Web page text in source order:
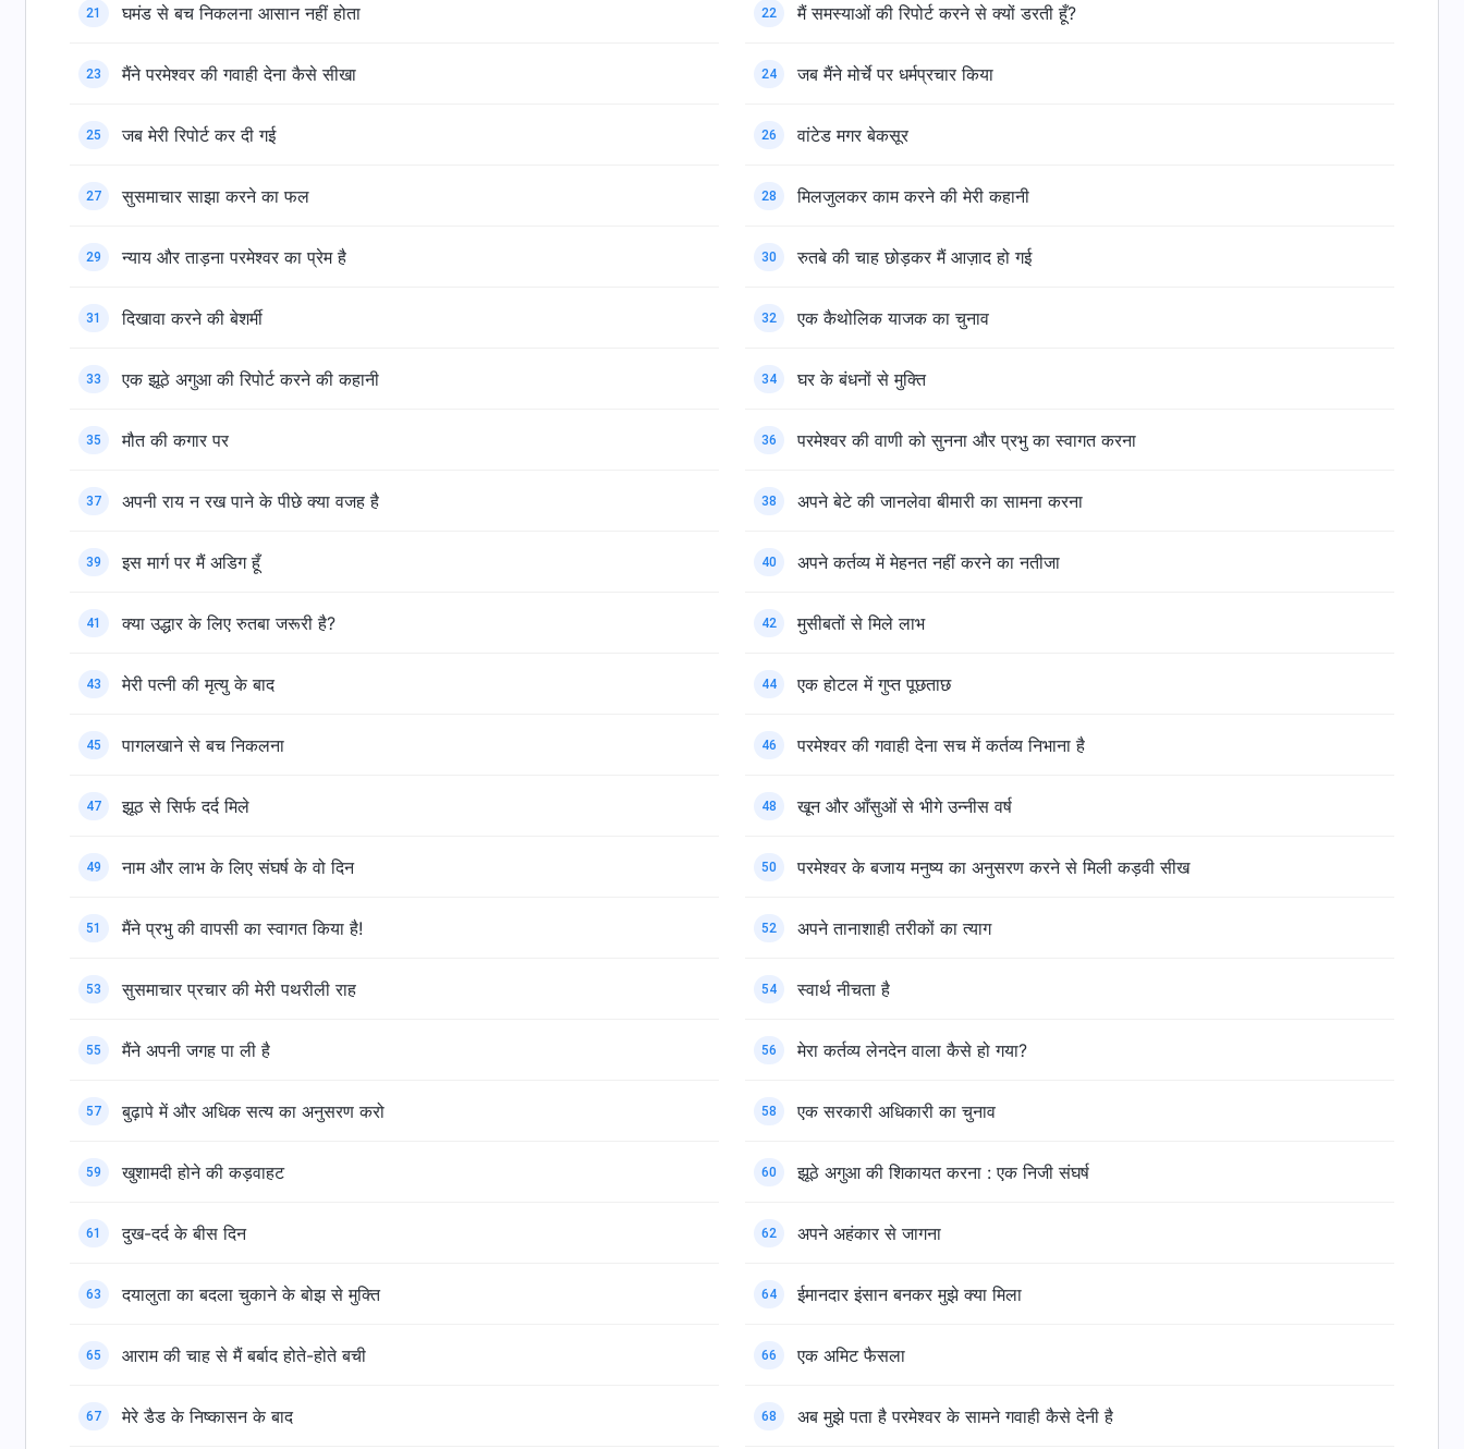
21 घमंड से बच निकलना आसान नहीं होता 22 मैं समस्याओं की रिपोर्ट करने से क्यों डरती हूँ?
23 मैंने परमेश्वर की गवाही देना कैसे सीखा 24 जब मैंने मोर्चे पर धर्मप्रचार किया
25 जब मेरी रिपोर्ट कर दी गई 26 वांटेड मगर बेकसूर
27 सुसमाचार साझा करने का फल 28 मिलजुलकर काम करने की मेरी कहानी
29 न्याय और ताड़ना परमेश्वर का प्रेम है 30 रुतबे की चाह छोड़कर मैं आज़ाद हो गई
31 दिखावा करने की बेशर्मी 32 एक कैथोलिक याजक का चुनाव
33 एक झूठे अगुआ की रिपोर्ट करने की कहानी 34 घर के बंधनों से मुक्ति
35 मौत की कगार पर 36 परमेश्वर की वाणी को सुनना और प्रभु का स्वागत करना
37 अपनी राय न रख पाने के पीछे क्या वजह है 38 अपने बेटे की जानलेवा बीमारी का सामना करना
39 इस मार्ग पर मैं अडिग हूँ 40 अपने कर्तव्य में मेहनत नहीं करने का नतीजा
41 क्या उद्धार के लिए रुतबा जरूरी है? 42 मुसीबतों से मिले लाभ
43 मेरी पत्नी की मृत्यु के बाद 44 एक होटल में गुप्त पूछताछ
45 पागलखाने से बच निकलना 46 परमेश्वर की गवाही देना सच में कर्तव्य निभाना है
47 झूठ से सिर्फ दर्द मिले 48 खून और आँसुओं से भीगे उन्नीस वर्ष
49 नाम और लाभ के लिए संघर्ष के वो दिन 50 परमेश्वर के बजाय मनुष्य का अनुसरण करने से मिली कड़वी सीख
51 मैंने प्रभु की वापसी का स्वागत किया है! 52 अपने तानाशाही तरीकों का त्याग
53 सुसमाचार प्रचार की मेरी पथरीली राह 54 स्वार्थ नीचता है
55 मैंने अपनी जगह पा ली है 56 मेरा कर्तव्य लेनदेन वाला कैसे हो गया?
57 बुढ़ापे में और अधिक सत्य का अनुसरण करो 58 एक सरकारी अधिकारी का चुनाव
59 खुशामदी होने की कड़वाहट 60 झूठे अगुआ की शिकायत करना : एक निजी संघर्ष
61 दुख-दर्द के बीस दिन 62 अपने अहंकार से जागना
63 दयालुता का बदला चुकाने के बोझ से मुक्ति 64 ईमानदार इंसान बनकर मुझे क्या मिला
65 आराम की चाह से मैं बर्बाद होते-होते बची 66 एक अमिट फैसला
67 मेरे डैड के निष्कासन के बाद 68 अब मुझे पता है परमेश्वर के सामने गवाही कैसे देनी है